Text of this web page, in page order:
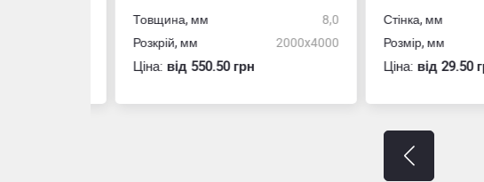
Товщина, мм
8,0
Розкрій, мм
2000x4000
Ціна:вiд 550.50 грн
Стінка, мм
Розмір, мм
Ціна:вiд 29.50 грн